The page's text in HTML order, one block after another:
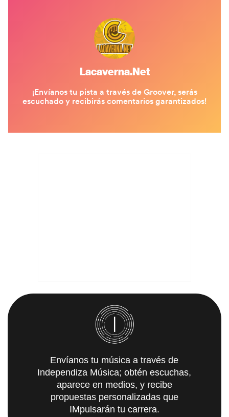
Envíanos tu música a través de
Independiza Música; obtén escuchas,
aparece en medios, y recibe
propuestas personalizadas que
IMpulsarán tu carrera.